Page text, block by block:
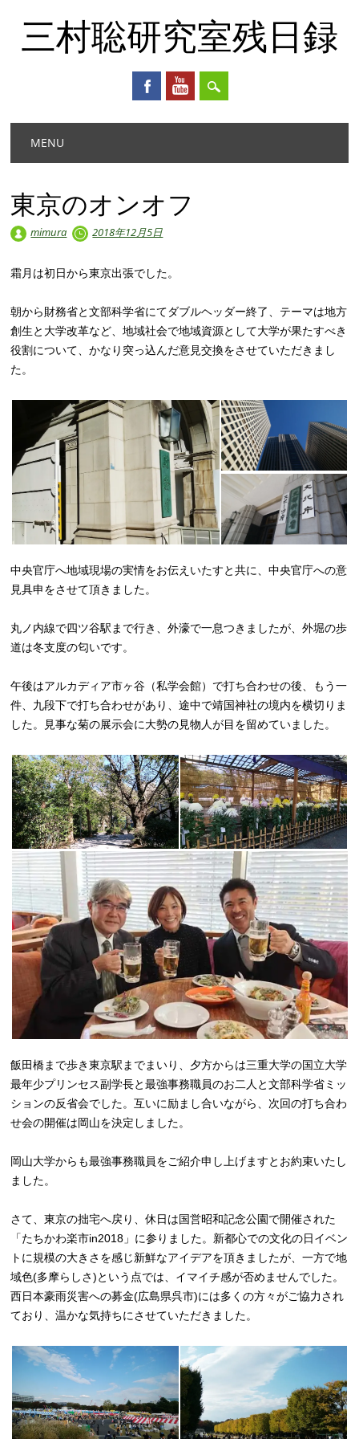
三村聡研究室残日録
Main menu
MENU
東京のオンオフ
mimura 2018年12月5日
霜月は初日から東京出張でした。
朝から財務省と文部科学省にてダブルヘッダー終了、テーマは地方
創生と大学改革など、地域社会で地域資源として大学が果たすべき
役割について、かなり突っ込んだ意見交換をさせていただきまし
た。
中央官庁へ地域現場の実情をお伝えいたすと共に、中央官庁への意
見具申をさせて頂きました。
丸ノ内線で四ツ谷駅まで行き、外濠で一息つきましたが、外堀の歩
道は冬支度の匂いです。
午後はアルカディア市ヶ谷（私学会館）で打ち合わせの後、もう一
件、九段下で打ち合わせがあり、途中で靖国神社の境内を横切りま
した。見事な菊の展示会に大勢の見物人が目を留めていました。
飯田橋まで歩き東京駅までまいり、夕方からは三重大学の国立大学
最年少プリンセス副学長と最強事務職員のお二人と文部科学省ミッ
ションの反省会でした。互いに励まし合いながら、次回の打ち合わ
せ会の開催は岡山を決定しました。
岡山大学からも最強事務職員をご紹介申し上げますとお約束いたし
ました。
さて、東京の拙宅へ戻り、休日は国営昭和記念公園で開催された
「たちかわ楽市in2018」に参りました。新都心での文化の日イベン
トに規模の大きさを感じ新鮮なアイデアを頂きましたが、一方で地
域色(多摩らしさ)という点では、イマイチ感が否めませんでした。
西日本豪雨災害への募金(広島県呉市)には多くの方々がご協力され
ており、温かな気持ちにさせていただきました。